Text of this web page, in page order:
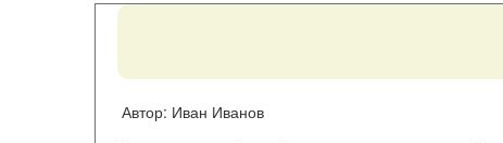
Автор: Иван Иванов